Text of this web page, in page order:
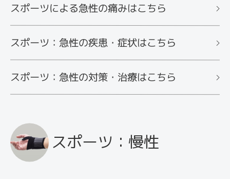
スポーツによる急性の痛みはこちら
スポーツ：急性の疾患・症状はこちら
スポーツ：急性の対策・治療はこちら
スポーツ：慢性